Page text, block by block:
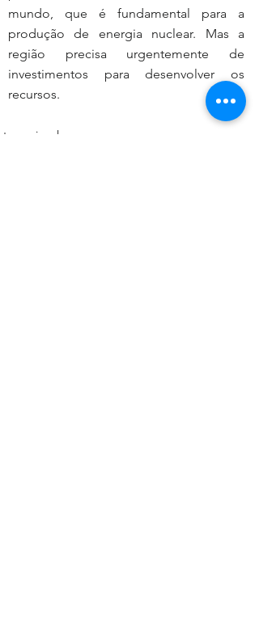
mundo, que é fundamental para a
produção de energia nuclear. Mas a
região precisa urgentemente de
investimentos para desenvolver os
recursos.